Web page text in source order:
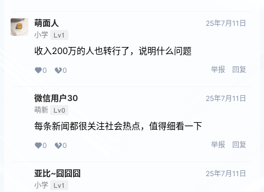
萌面人
小学 Lv1
25年7月11日
收入200万的人也转行了，说明什么问题
0 0 举报 回复
微信用户30
萌新 Lv0
25年7月11日
每条新闻都很关注社会热点，值得细看一下
0 0 举报 回复
亚比~囧囧囧
小学 Lv1
25年7月11日